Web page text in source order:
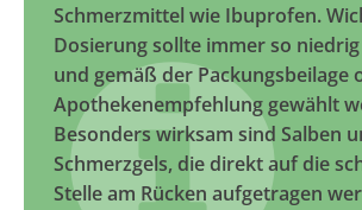
Schmerzmittel wie Ibuprofen.
Dosierung sollte immer so
und gemäß der Packungsbeilage
Apothekenempfehlung gewählt
Besonders wirksam sind Salben
Schmerzgels, die direkt auf die
Stelle am Rücken aufgetragen